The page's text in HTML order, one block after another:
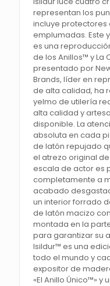
representan los
incluye protectores
emplumadas. Este
es una
de los Anillos™ y La
presentado por
Brands, líder en
de alta calidad, ha
yelmo de utilería
alta calidad y
disponible. La
absoluta en cada
de latón repujado
el atrezo original
escala de actor es
completamente a
acabado
un interior forrado
de latón macizo
montada en la
para garantizar su
Isildur™ es una
todo el mundo y
expositor de
«El Anillo Único™» y